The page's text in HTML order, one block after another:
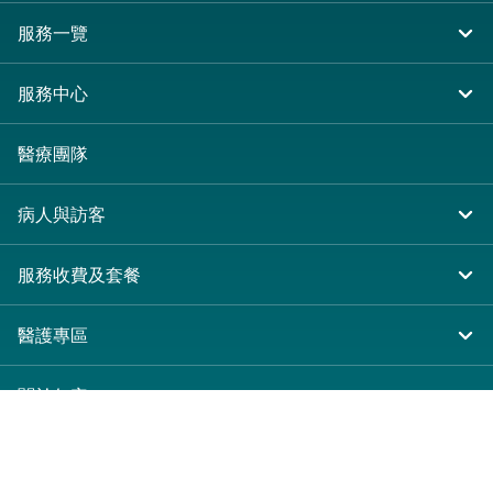
服務一覽
住院
急症及門診
專科服務
其他醫療服務
服務中心
大圍仁安醫院
尖沙咀 H Zentre
尖沙咀美麗華廣場
分科診所
醫療團隊
病人與訪客
入院準備
病人權益
健康資訊
服務收費及套餐
收費及套餐
醫療券計劃
醫護專區
表格下載
關於仁安